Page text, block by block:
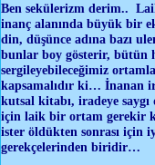
Ben sekülerizm derim..
inanç alanında büyük bir
din, düşünce adına bazı
bunlar boy gösterir, bütün
sergileyebileceğimiz
kapsamalıdır ki… İnanan
kutsal kitabı, iradeye
için laik bir ortam gerekir
ister öldükten sonrası için
gerekçelerinden biridir…